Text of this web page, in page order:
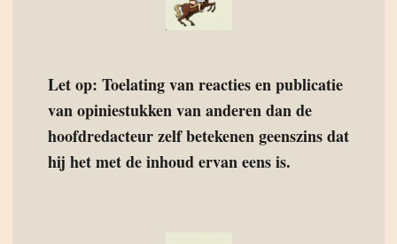
Let op: Toelating van reacties en publicatie
van opiniestukken van anderen dan de
hoofdredacteur zelf betekenen geenszins dat
hij het met de inhoud ervan eens is.